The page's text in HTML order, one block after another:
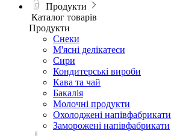
Продукти
Каталог товарів
Продукти
Снеки
М'ясні делікатеси
Сири
Кондитерські вироби
Кава та чай
Бакалія
Молочні продукти
Охолоджені напівфабрикати
Заморожені напівфабрикати